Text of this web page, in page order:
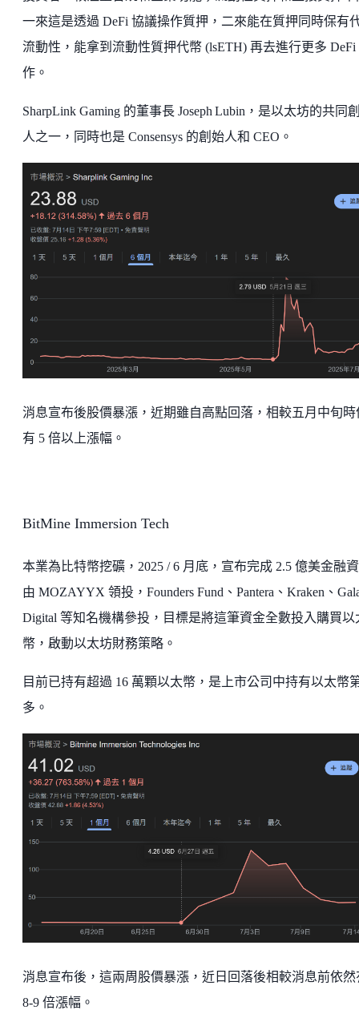
一來這是透過 DeFi 協議操作質押，二來能在質押同時保有
流動性，能拿到流動性質押代幣 (lsETH) 再去進行更多 DeFi
作。
SharpLink Gaming 的董事長 Joseph Lubin，是以太坊的共同
人之一，同時也是 Consensys 的創始人和 CEO。
消息宣布後股價暴漲，近期雖自高點回落，相較五月中旬時
有 5 倍以上漲幅。
BitMine Immersion Tech
本業為比特幣挖礦，2025 / 6 月底，宣布完成 2.5 億美金融
由 MOZAYYX 領投，Founders Fund、Pantera、Kraken、
Digital 等知名機構參投，目標是將這筆資金全數投入購買以
幣，啟動以太坊財務策略。
目前已持有超過 16 萬顆以太幣，是上市公司中持有以太幣
多。
消息宣布後，這兩周股價暴漲，近日回落後相較消息前依然
8-9 倍漲幅。